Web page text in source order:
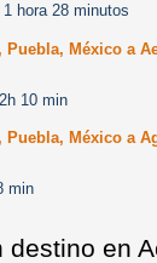
hora 28 minutos
Puebla, México a
10 min
Puebla, México a
min
destino en